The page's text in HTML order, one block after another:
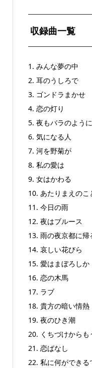
収録曲一覧
1. みんな夢の中
2. 耳のうしろで
3. ゴンドラまかせ
4. 恋の灯り
5. 夜もバラのように
6. 気になる人
7. 河を野菊が
8. 私の愛は
9. 女はかわる
10. あたりまえのこ
11. 今日の雨
12. 夜はブルース
13. 雨の夜京都に帰
14. 哀しい花びら
15. 愛はまぼろしか
16. 恋の木馬
17. ラブ
18. 貴方の暗い情熱
19. 夜のひき潮
20. くちづけからも
21. 恋ばなし
22. 私に何ができる